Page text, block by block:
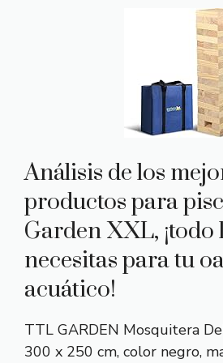
Análisis de los
productos para
Garden XXL, ¡todo
necesitas para tu
acuático!
TTL GARDEN Mosquitera
300 x 250 cm, color negro,